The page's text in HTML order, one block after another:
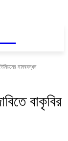
মানববন্ধন
বাকৃবির